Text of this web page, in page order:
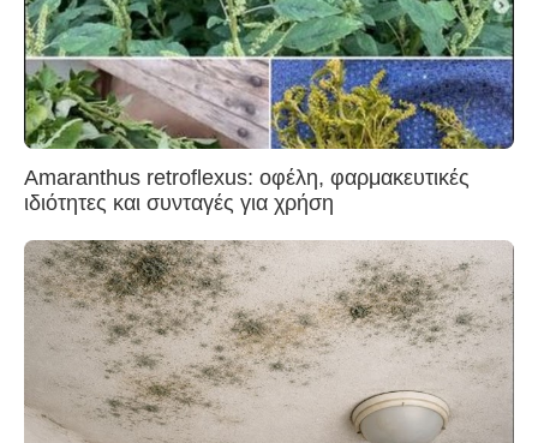
Amaranthus retroflexus: οφέλη, φαρμακευτικές
ιδιότητες και συνταγές για χρήση